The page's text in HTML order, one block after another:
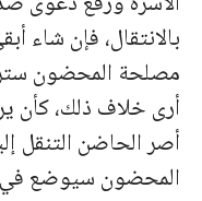
بالانتقال، فإن شاء
مصلحة المحضون
أرى خلاف ذلك، كأن
أصر الحاضن التنقل
المحضون سيوضع